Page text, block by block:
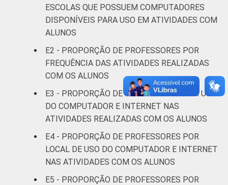
REGIÃO Norte 80
Oeste
73
Nordeste 76
Sudeste
Sul 77
ADMINISTRATIVA
Municipal
ESCOLAS QUE POSSUEM COMPUTADORES
DISPONÍVEIS PARA USO EM ATIVIDADES COM
ALUNOS
E2 - PROPORÇÃO DE PROFESSORES POR
FREQUÊNCIA DAS ATIVIDADES REALIZADAS
COM OS ALUNOS
E3 - PROPORÇÃO DE PROFESSORES POR USO
DO COMPUTADOR E INTERNET NAS
ATIVIDADES REALIZADAS COM OS ALUNOS
E4 - PROPORÇÃO DE PROFESSORES POR
LOCAL DE USO DO COMPUTADOR E INTERNET
NAS ATIVIDADES COM OS ALUNOS
E5 - PROPORÇÃO DE PROFESSORES POR